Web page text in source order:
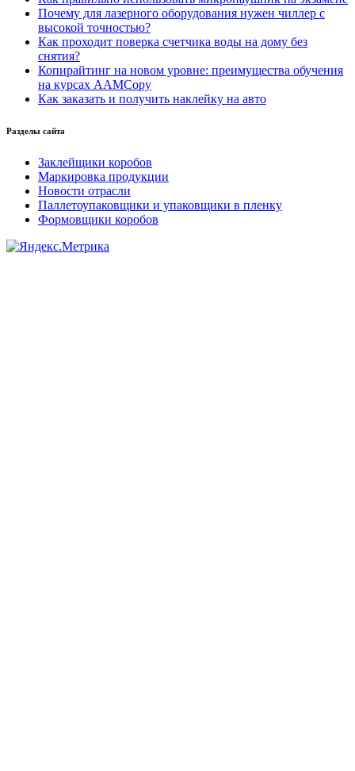
Почему для лазерного оборудования нужен чиллер с
высокой точностью?
Как проходит поверка счетчика воды на дому без
снятия?
Копирайтинг на новом уровне: преимущества обучения
на курсах AAMCopy
Как заказать и получить наклейку на авто
Разделы сайта
Заклейщики коробов
Маркировка продукции
Новости отрасли
Паллетоупаковщики и упаковщики в пленку
Формовщики коробов